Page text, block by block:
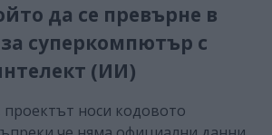
да се превърне в
суперкомпютър с
(ИИ)
носи кодовото